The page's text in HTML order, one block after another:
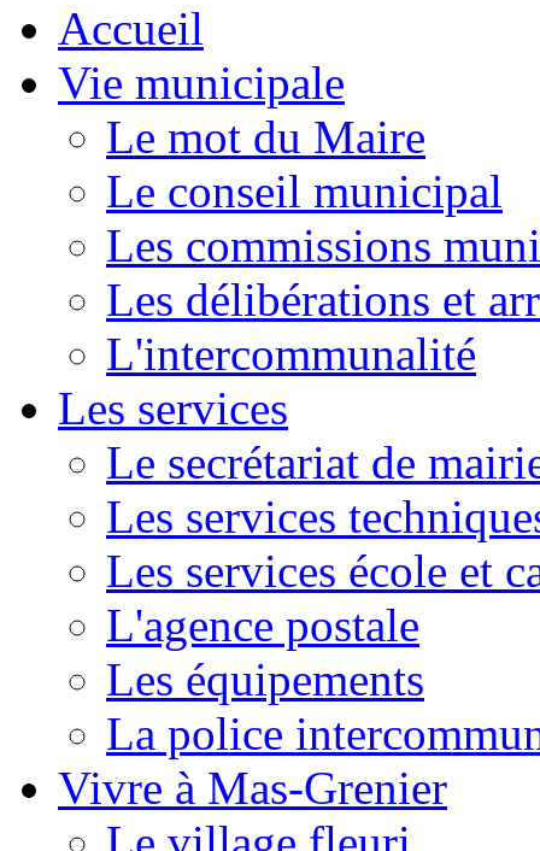
Accueil
Vie municipale
Le mot du Maire
Le conseil municipal
Les commissions
Les délibérations et
L'intercommunalité
Les services
Le secrétariat de
Les services
Les services école et
L'agence postale
Les équipements
La police
Vivre à Mas-Grenier